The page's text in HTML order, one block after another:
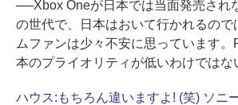
──Xbox Oneが日本では当面発売され
の世代で、日本はおいて行かれるので
ムファンは少々不安に思っています。
本のプライオリティが低いわけではな
ハウス: もちろん違いますよ! (笑) ソニ